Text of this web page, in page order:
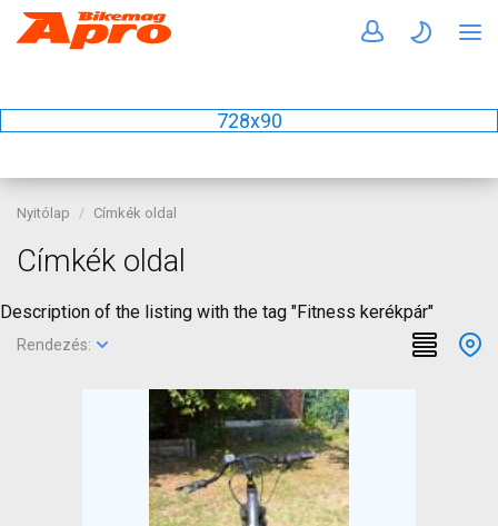
728x90
Nyitólap Címkék oldal
Címkék oldal
Description of the listing with the tag "Fitness kerékpár"
Rendezés: